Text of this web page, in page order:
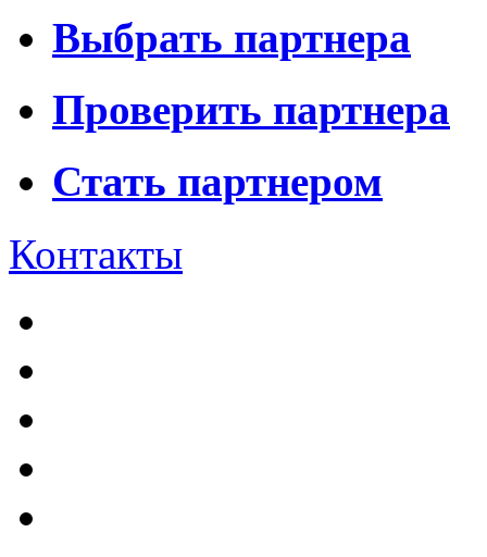
Выбрать партнера
Проверить партнера
Стать партнером
Контакты